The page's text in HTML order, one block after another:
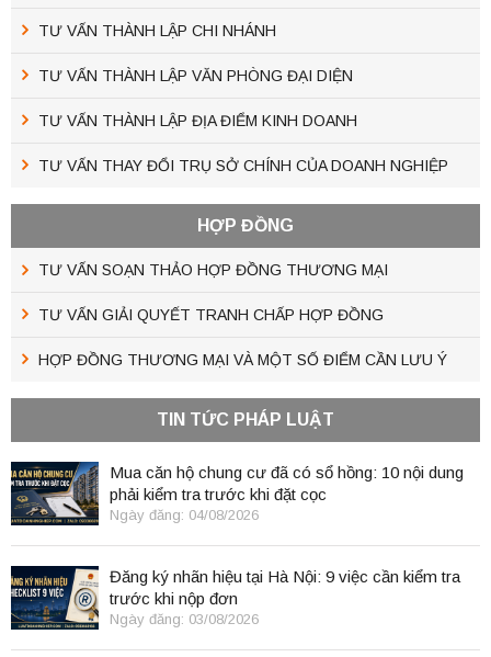
TƯ VẤN THÀNH LẬP CHI NHÁNH
TƯ VẤN THÀNH LẬP VĂN PHÒNG ĐẠI DIỆN
TƯ VẤN THÀNH LẬP ĐỊA ĐIỂM KINH DOANH
TƯ VẤN THAY ĐỔI TRỤ SỞ CHÍNH CỦA DOANH NGHIỆP
HỢP ĐỒNG
TƯ VẤN SOẠN THẢO HỢP ĐỒNG THƯƠNG MẠI
TƯ VẤN GIẢI QUYẾT TRANH CHẤP HỢP ĐỒNG
HỢP ĐỒNG THƯƠNG MẠI VÀ MỘT SỐ ĐIỂM CẦN LƯU Ý
TIN TỨC PHÁP LUẬT
Mua căn hộ chung cư đã có sổ hồng: 10 nội dung
phải kiểm tra trước khi đặt cọc
Ngày đăng: 04/08/2026
Đăng ký nhãn hiệu tại Hà Nội: 9 việc cần kiểm tra
trước khi nộp đơn
Ngày đăng: 03/08/2026